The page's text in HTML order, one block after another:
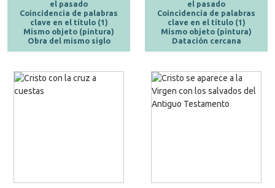
el pasado
Coincidencia de palabras
clave en el título (1)
Mismo objeto (pintura)
Obra del mismo siglo
el pasado
Coincidencia de palabras
clave en el título (1)
Mismo objeto (pintura)
Datación cercana